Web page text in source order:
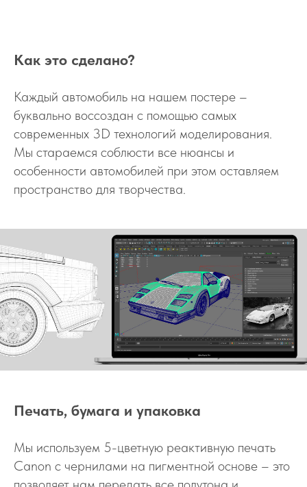
Как это сделано?
Каждый автомобиль на нашем постере –
буквально воссоздан с помощью самых
современных 3D технологий моделирования.
Мы стараемся соблюсти все нюансы и
особенности автомобилей при этом оставляем
пространство для творчества.
Печать, бумага и упаковка
Мы используем 5-цветную реактивную печать
Canon с чернилами на пигментной основе – это